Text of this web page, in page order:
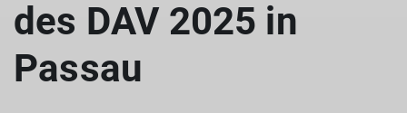
des DAV 2025 in
Passau